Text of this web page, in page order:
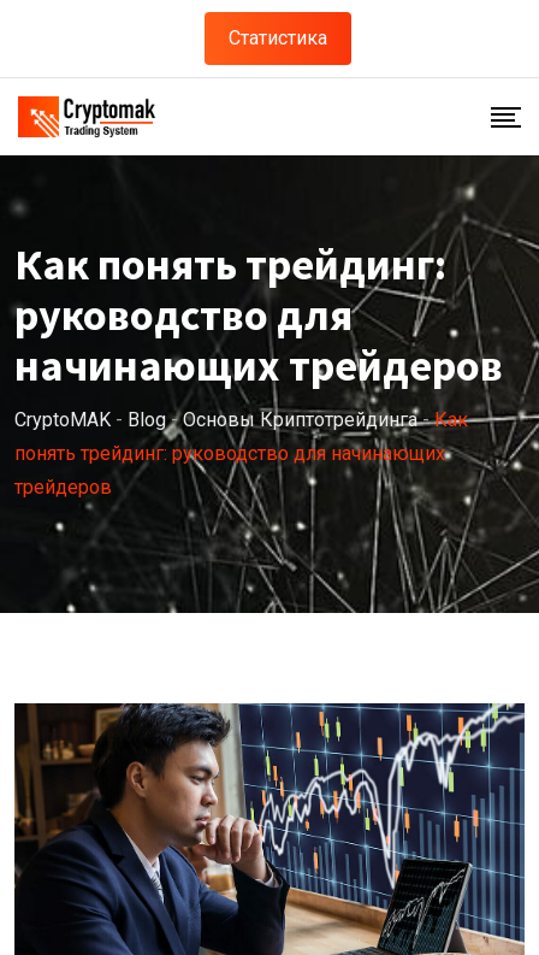
Статистика
Как понять трейдинг:
руководство для
начинающих трейдеров
CryptoMAK - Blog-Основы Криптотрейдинга-Как
понять трейдинг: руководство для начинающих
трейдеров